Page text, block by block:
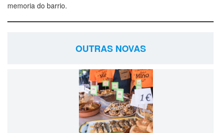
memoria do barrio.
OUTRAS NOVAS